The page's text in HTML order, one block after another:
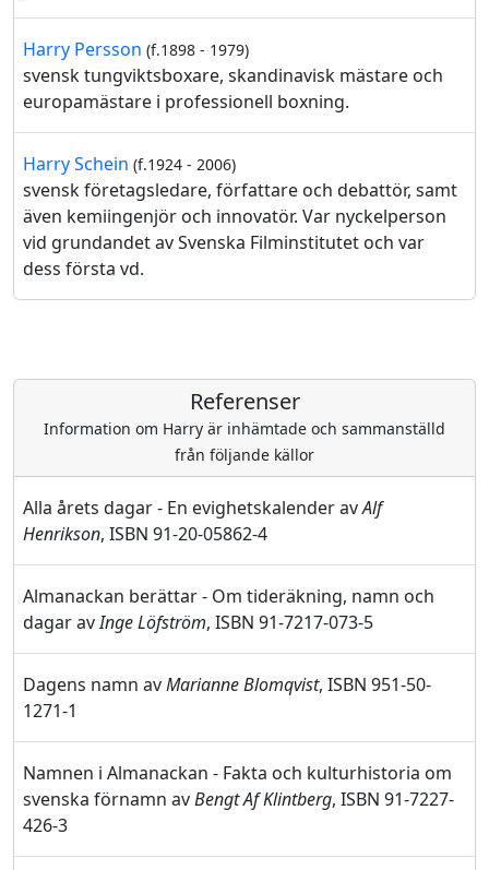
Harry Persson (f.1898 - 1979)
svensk tungviktsboxare, skandinavisk mästare och
europamästare i professionell boxning.
Harry Schein (f.1924 - 2006)
svensk företagsledare, författare och debattör, samt
även kemiingenjör och innovatör. Var nyckelperson
vid grundandet av Svenska Filminstitutet och var
dess första vd.
Referenser
Information om Harry är inhämtade och sammanställd
från följande källor
Alla årets dagar - En evighetskalender avAlf
Henrikson, ISBN 91-20-05862-4
Almanackan berättar - Om tideräkning, namn och
dagar avInge Löfström, ISBN 91-7217-073-5
Dagens namn avMarianne Blomqvist, ISBN 951-50-
1271-1
Namnen i Almanackan - Fakta och kulturhistoria om
svenska förnamn avBengt Af Klintberg, ISBN 91-7227-
426-3